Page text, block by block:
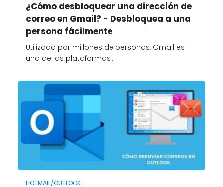
¿Cómo desbloquear una dirección de
correo en Gmail? - Desbloquea a una
persona fácilmente
Utilizada por millones de personas, Gmail es
una de las plataformas…
HOTMAIL/OUTLOOK